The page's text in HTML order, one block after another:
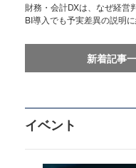
財務・会計DXは、なぜ経営
BI導入でも予実差異の説明
新着記事
イベント